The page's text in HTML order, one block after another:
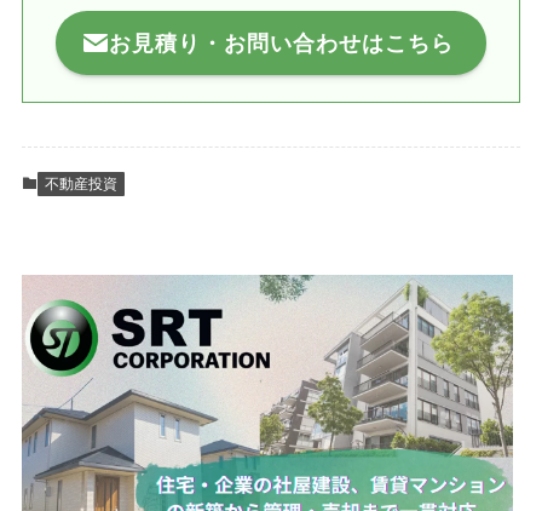
お見積り・お問い合わせはこちら
不動産投資